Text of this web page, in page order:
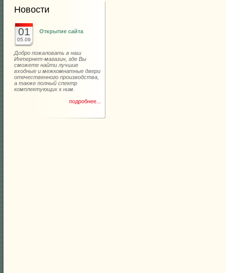
Новости
01
05.09
Открытие сайта
Добро пожаловать в наш
Интернет-магазин, где Вы
сможете найти лучшие
входные и межкомнатные двери
отечественного производства,
а также полный спектр
комплектующих к ним.
подробнее...